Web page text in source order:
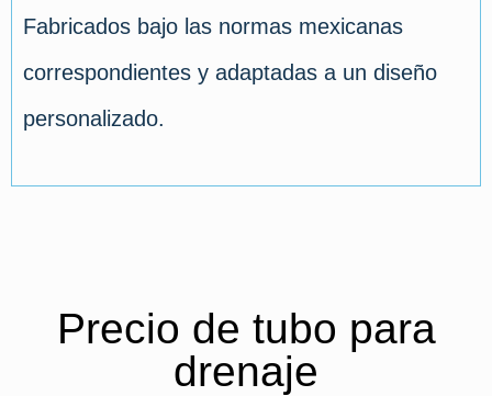
Fabricados bajo las normas mexicanas
correspondientes y adaptadas a un diseño
personalizado.
Precio de tubo para
drenaje